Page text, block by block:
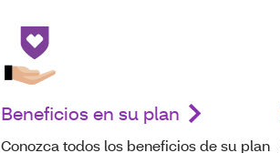
Beneficios en su plan
Conozca todos los beneficios de su plan